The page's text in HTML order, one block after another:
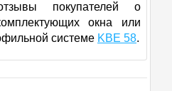
покупателей о
окна или
системе KBE 58.